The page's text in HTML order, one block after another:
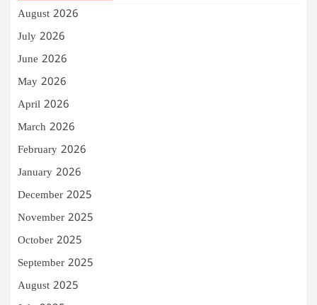
August 2026
July 2026
June 2026
May 2026
April 2026
March 2026
February 2026
January 2026
December 2025
November 2025
October 2025
September 2025
August 2025